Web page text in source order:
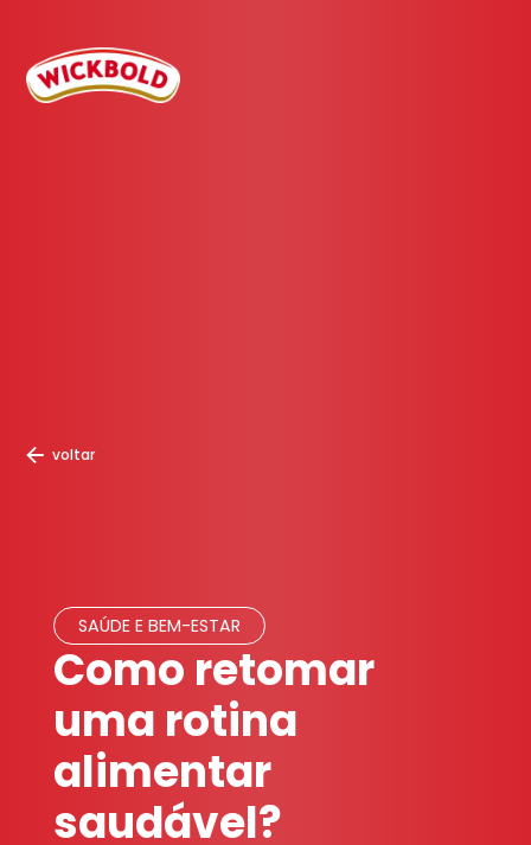
voltar
SAÚDE E BEM-ESTAR
Como retomar
uma rotina
alimentar
saudável?